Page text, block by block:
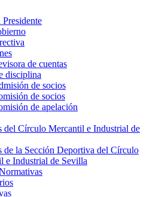
de cuentas
disciplina
de socios
de socios
de apelación
del Círculo Mercantil e Industrial de
de la Sección Deportiva del Círculo
e Industrial de Sevilla